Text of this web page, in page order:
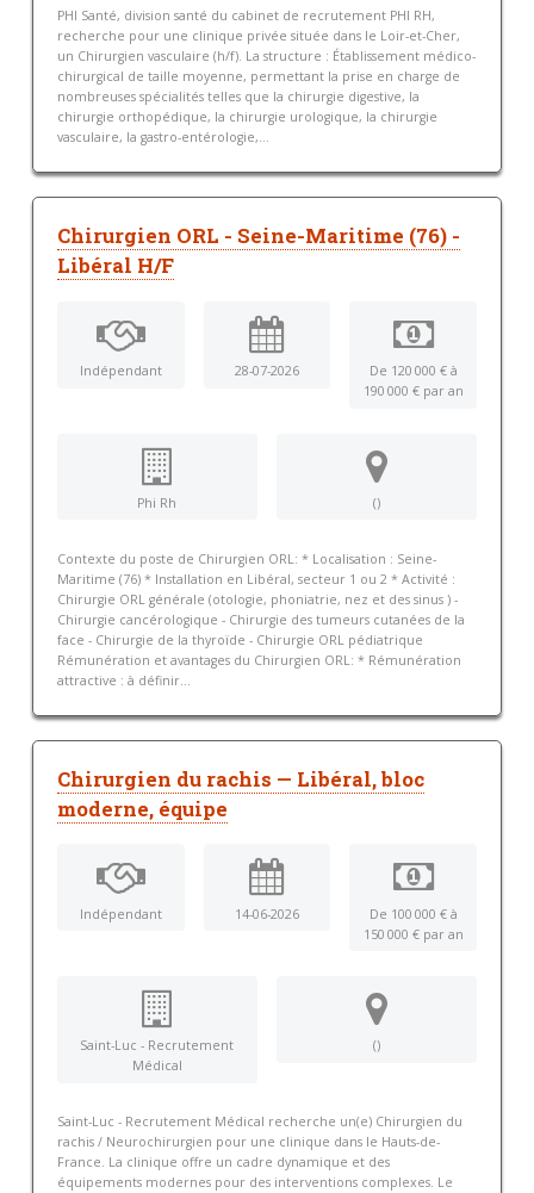
PHI Santé, division santé du cabinet de recrutement PHI RH,
recherche pour une clinique privée située dans le Loir-et-Cher,
un Chirurgien vasculaire (h/f). La structure : Établissement médico-
chirurgical de taille moyenne, permettant la prise en charge de
nombreuses spécialités telles que la chirurgie digestive, la
chirurgie orthopédique, la chirurgie urologique, la chirurgie
vasculaire, la gastro-entérologie,...
Chirurgien ORL - Seine-Maritime (76) -
Libéral H/F
Indépendant 28-07-2026
De 120 000 € à
190 000 € par an
Phi Rh ()
Contexte du poste de Chirurgien ORL: * Localisation : Seine-
Maritime (76) * Installation en Libéral, secteur 1 ou 2 * Activité :
Chirurgie ORL générale (otologie, phoniatrie, nez et des sinus ) -
Chirurgie cancérologique - Chirurgie des tumeurs cutanées de la
face - Chirurgie de la thyroïde - Chirurgie ORL pédiatrique
Rémunération et avantages du Chirurgien ORL: * Rémunération
attractive : à définir...
Chirurgien du rachis — Libéral, bloc
moderne, équipe
Indépendant 14-06-2026
De 100 000 € à
150 000 € par an
Saint-Luc - Recrutement
Médical
()
Saint-Luc - Recrutement Médical recherche un(e) Chirurgien du
rachis / Neurochirurgien pour une clinique dans le Hauts-de-
France. La clinique offre un cadre dynamique et des
équipements modernes pour des interventions complexes. Le